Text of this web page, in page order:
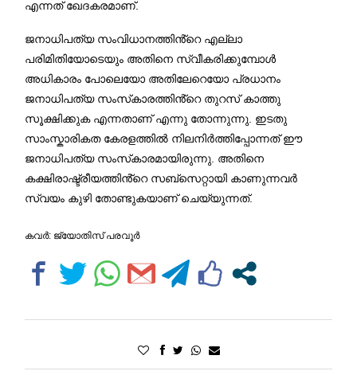
എന്നത് ഖേദകരമാണ്.
ജനാധിപത്യ സംവിധാനത്തിൻ്റെ എല്ലാ
പരിമിതിയോടെയും അതിനെ സ്വീകരിക്കുമ്പോൾ
അധികാരം പോലെയോ അതിലേറെയോ പ്രധാനം
ജനാധിപത്യ സംസ്‌കാരത്തിൻ്റെ തുറസ് കാത്തു
സൂക്ഷിക്കുക എന്നതാണ് എന്നു തോന്നുന്നു. ഇടതു
സാംസ്കാരികത കേരളത്തിൽ നിലനിർത്തിപ്പോന്നത് ഈ
ജനാധിപത്യ സംസ്‌കാരമായിരുന്നു. അതിനെ
കക്ഷിരാഷ്ട്രീയത്തിൻ്റെ സബ്സെറ്റായി കാണുന്നവർ
സ്വയം കുഴി തോണ്ടുകയാണ് ചെയ്യുന്നത്.
കവര്‍: ജ്യോതിസ് പരവൂര്‍